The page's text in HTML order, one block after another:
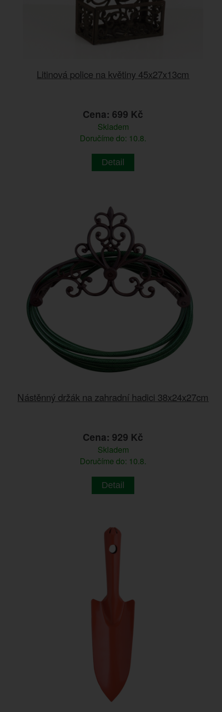
Litinová police na květiny 45x27x13cm
Cena: 699 Kč
Skladem
Doručíme do: 10.8.
Detail
Nástěnný držák na zahradní hadici 38x24x27cm
Cena: 929 Kč
Skladem
Doručíme do: 10.8.
Detail